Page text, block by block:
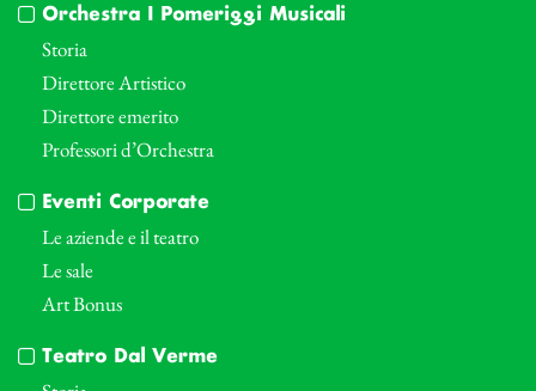
Orchestra I Pomeriggi Musicali
Storia
Direttore Artistico
Direttore emerito
Professori d’Orchestra
Eventi Corporate
Le aziende e il teatro
Le sale
Art Bonus
Teatro Dal Verme